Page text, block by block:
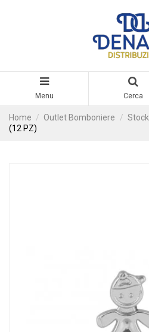
Menu Cerca
Home Outlet Bomboniere Stock
(12 PZ)